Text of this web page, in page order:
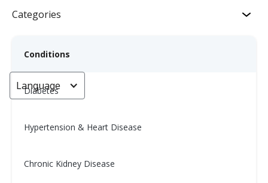
Categories
Conditions
Diabetes
Hypertension & Heart Disease
Chronic Kidney Disease
Language
齋戒月期間想齋戒？以下是如何安
全齋戒的方法